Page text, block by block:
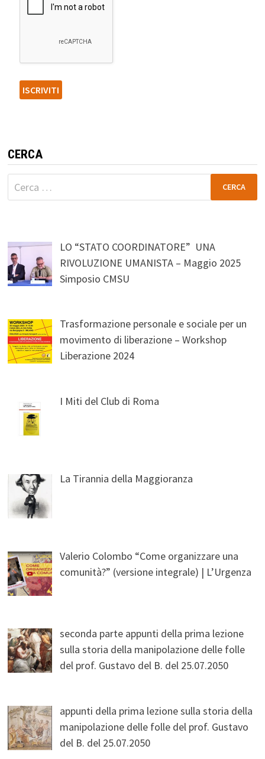
CERCA
Ricerca
per:
LO “STATO COORDINATORE” UNA
RIVOLUZIONE UMANISTA – Maggio 2025
Simposio CMSU
Trasformazione personale e sociale per un
movimento di liberazione – Workshop
Liberazione 2024
I Miti del Club di Roma
La Tirannia della Maggioranza
Valerio Colombo “Come organizzare una
comunità?” (versione integrale) | L’Urgenza
seconda parte appunti della prima lezione
sulla storia della manipolazione delle folle
del prof. Gustavo del B. del 25.07.2050
appunti della prima lezione sulla storia della
manipolazione delle folle del prof. Gustavo
del B. del 25.07.2050